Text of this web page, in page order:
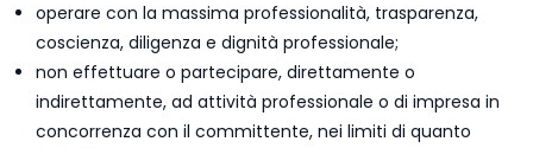
operare con la massima professionalità, trasparenza,
coscienza, diligenza e dignità professionale;
non effettuare o partecipare, direttamente o
indirettamente, ad attività professionale o di impresa in
concorrenza con il committente, nei limiti di quanto